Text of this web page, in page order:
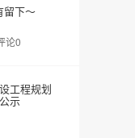
留下～
论0
工程规划
示